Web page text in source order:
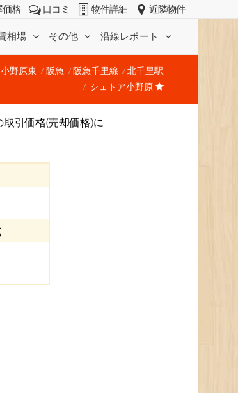
相場 その他 沿線レポート
価格 口コミ 物件詳細 近隣物件
小野原東 阪急 阪急千里線
北千里駅
シェトア小野原
引価格(売却価格)に